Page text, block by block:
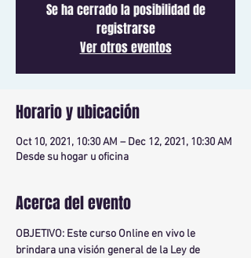
Se ha cerrado la posibilidad de
registrarse
Ver otros eventos
Horario y ubicación
Oct 10, 2021, 10:30 AM – Dec 12, 2021, 10:30 AM
Desde su hogar u oficina
Acerca del evento
OBJETIVO: Este curso Online en vivo le
brindara una visión general de la Ley de